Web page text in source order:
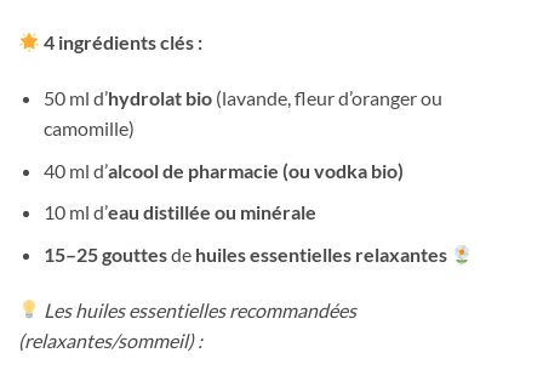
4 ingrédients clés :
50 ml d’hydrolat bio(lavande, fleur d’oranger ou
camomille)
40 ml d’alcool de pharmacie (ou vodka bio)
10 ml d’eau distillée ou minérale
15–25 gouttesde huiles essentielles relaxantes
Les huiles essentielles recommandées
(relaxantes/sommeil) :